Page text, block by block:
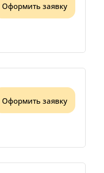
Оформить заявку
Оформить заявку